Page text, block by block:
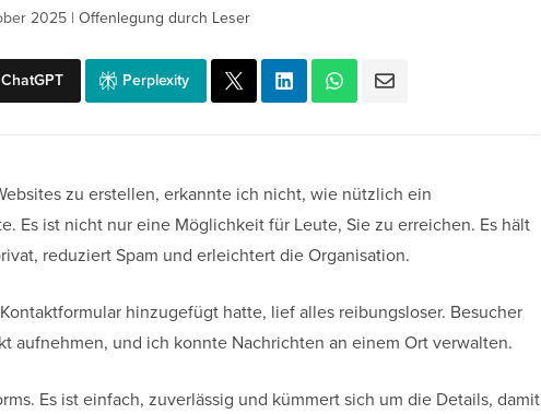
2025 | Offenlegung durch Leser
ChatGPT Perplexity
zu erstellen, erkannte ich nicht, wie nützlich ein
Es ist nicht nur eine Möglichkeit für Leute, Sie zu erreichen. Es hält
reduziert Spam und erleichtert die Organisation.
hinzugefügt hatte, lief alles reibungsloser. Besucher
aufnehmen, und ich konnte Nachrichten an einem Ort verwalten.
Es ist einfach, zuverlässig und kümmert sich um die Details, damit